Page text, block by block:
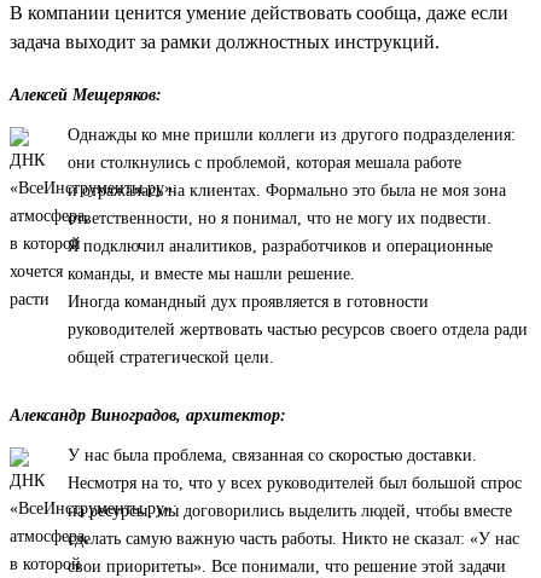
В компании ценится умение действовать сообща, даже если
задача выходит за рамки должностных инструкций.
Алексей Мещеряков:
Однажды ко мне пришли коллеги из другого подразделения:
они столкнулись с проблемой, которая мешала работе
и отражалась на клиентах. Формально это была не моя зона
ответственности, но я понимал, что не могу их подвести.
Я подключил аналитиков, разработчиков и операционные
команды, и вместе мы нашли решение.
Иногда командный дух проявляется в готовности
руководителей жертвовать частью ресурсов своего отдела ради
общей стратегической цели.
Александр Виноградов, архитектор:
У нас была проблема, связанная со скоростью доставки.
Несмотря на то, что у всех руководителей был большой спрос
на ресурсы, мы договорились выделить людей, чтобы вместе
сделать самую важную часть работы. Никто не сказал: «У нас
свои приоритеты». Все понимали, что решение этой задачи